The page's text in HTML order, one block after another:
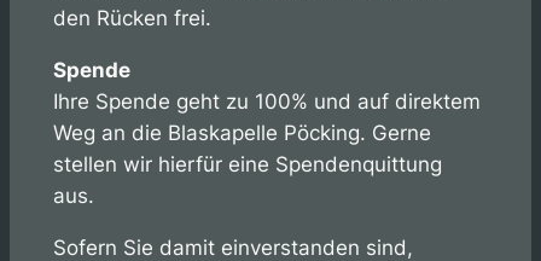
den Rücken frei.
Spende
Ihre Spende geht zu 100% und auf direktem
Weg an die Blaskapelle Pöcking. Gerne
stellen wir hierfür eine Spendenquittung
aus.
Sofern Sie damit einverstanden sind,